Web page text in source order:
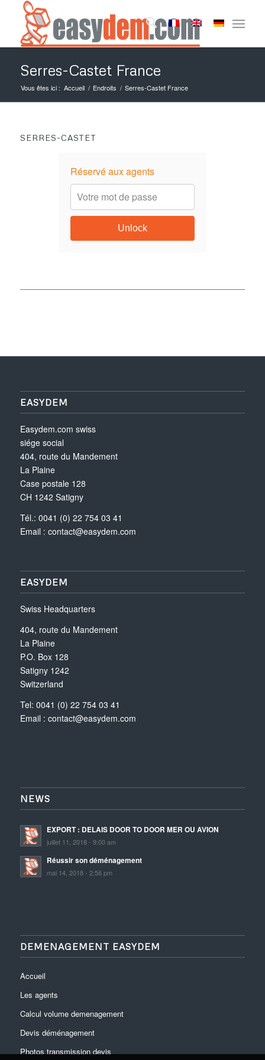
Serres-Castet France
Vous êtes ici : Accueil / Endroits / Serres-Castet France
SERRES-CASTET
Réservé aux agents
Unlock
EASYDEM
Easydem.com swiss
siége social
404, route du Mandement
La Plaine
Case postale 128
CH 1242 Satigny
Tél.: 0041 (0) 22 754 03 41
Email : contact@easydem.com
EASYDEM
Swiss Headquarters
404, route du Mandement
La Plaine
P.O. Box 128
Satigny 1242
Switzerland
Tel: 0041 (0) 22 754 03 41
Email : contact@easydem.com
NEWS
EXPORT : DELAIS DOOR TO DOOR MER OU AVION
juillet 11, 2018 - 9:00 am
Réussir son déménagement
mai 14, 2018 - 2:56 pm
DEMENAGEMENT EASYDEM
Accueil
Les agents
Calcul volume demenagement
Devis déménagement
Photos transmission devis